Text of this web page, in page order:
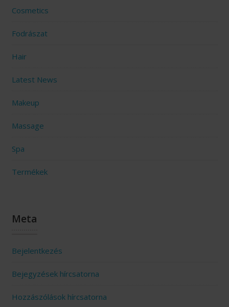
Cosmetics
Fodrászat
Hair
Latest News
Makeup
Massage
Spa
Termékek
Meta
Bejelentkezés
Bejegyzések hírcsatorna
Hozzászólások hírcsatorna